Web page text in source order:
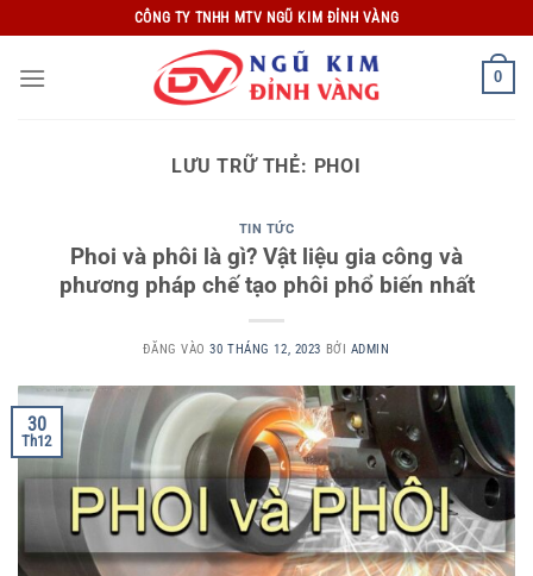
qua
nội
CÔNG TY TNHH MTV NGŨ KIM ĐỈNH VÀNG
0
LƯU TRỮ THẺ: PHOI
TIN TỨC
Phoi và phôi là gì? Vật liệu gia công và
phương pháp chế tạo phôi phổ biến nhất
ĐĂNG VÀO30 THÁNG 12, 2023 BỞI ADMIN
30
Th12